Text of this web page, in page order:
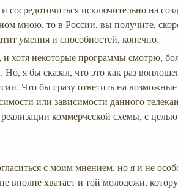
сосредоточиться исключительно на
мною, то в России, вы получите,
умения и способностей, конечно.
и хотя некоторые программы смотрю,
я бы сказал, что это как раз
Что бы сразу ответить на
или зависимости данного
коммерческой схемы, с целью
с моим мнением, но я и не
вполне хватает и той молодежи,